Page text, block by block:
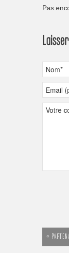
Pas
«